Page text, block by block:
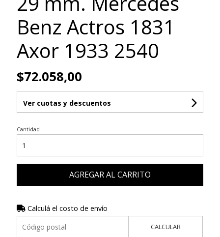
Benz Actros 1831
Axor 1933 2540
$72.058,00
Ver cuotas y descuentos
Cantidad
AGREGAR AL CARRITO
Calculá el costo de envío
CALCULAR